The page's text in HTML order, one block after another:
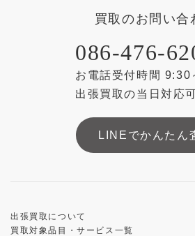
買取のお問い合
086-476-
お電話受付時間 9:30
出張買取の当日対応
LINEでかんたん
出張買取について
買取対象品目・サービス一覧